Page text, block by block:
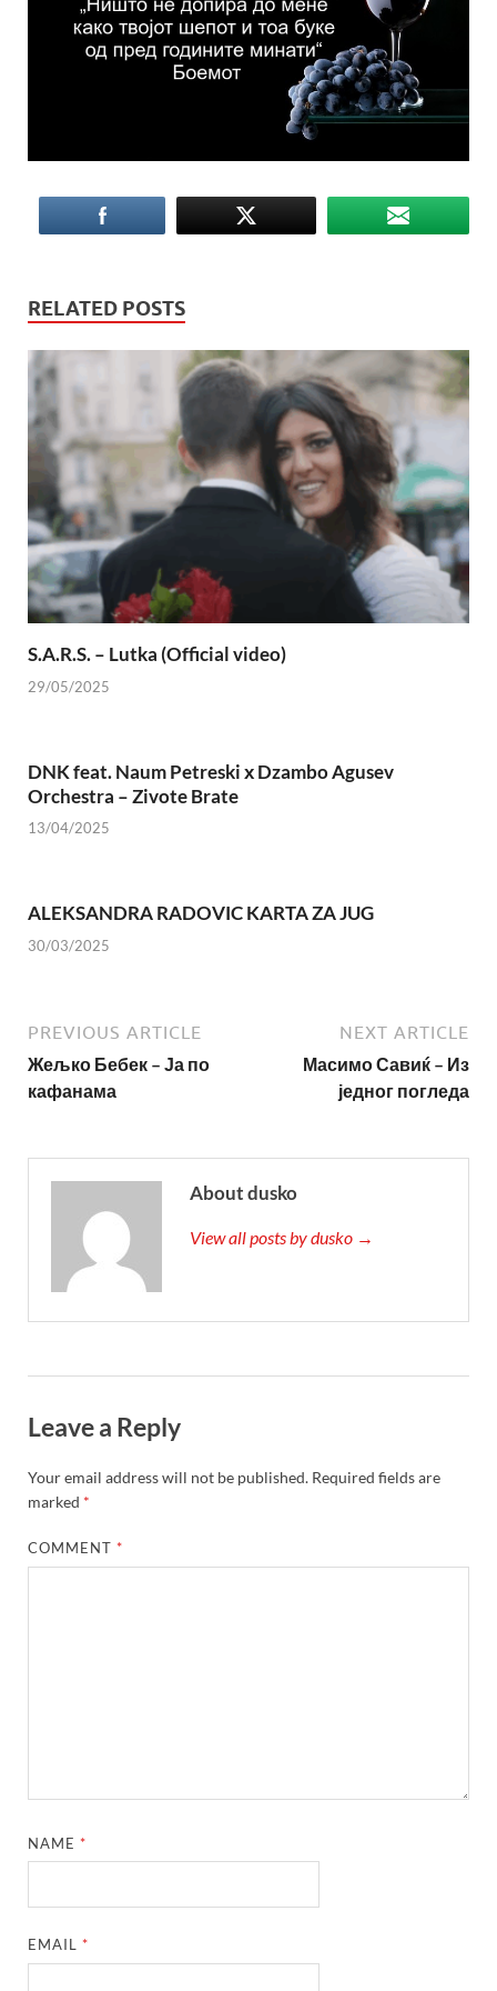
RELATED POSTS
S.A.R.S. – Lutka (Official video)
29/05/2025
DNK feat. Naum Petreski х Dzambo Agusev
Orchestra – Zivote Brate
13/04/2025
ALEKSANDRA RADOVIC KARTA ZA JUG
30/03/2025
PREVIOUS ARTICLE
Жељко Бебек – Ја по
кафанама
NEXT ARTICLE
Масимо Савиќ – Из
једног погледа
About dusko
View all posts by dusko →
Leave a Reply
Your email address will not be published. Required fields are
marked *
COMMENT*
NAME*
EMAIL*